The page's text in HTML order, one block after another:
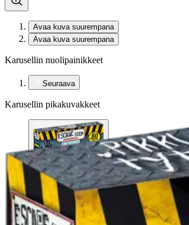
Avaa kuva suurempana
Avaa kuva suurempana
Karusellin nuolipainikkeet
Seuraava
Karusellin pikakuvakkeet